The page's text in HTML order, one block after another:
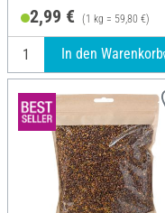
2,99 € (1 kg = 59,80 €)
In den Warenkorb